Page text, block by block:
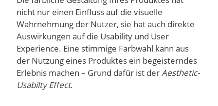
nicht nur einen Einfluss auf die visuelle
Wahrnehmung der Nutzer, sie hat auch direkte
Auswirkungen auf die Usability und User
Experience. Eine stimmige Farbwahl kann aus
der Nutzung eines Produktes ein begeisterndes
Erlebnis machen – Grund dafür ist derAesthetic-
Usabilty Effect.